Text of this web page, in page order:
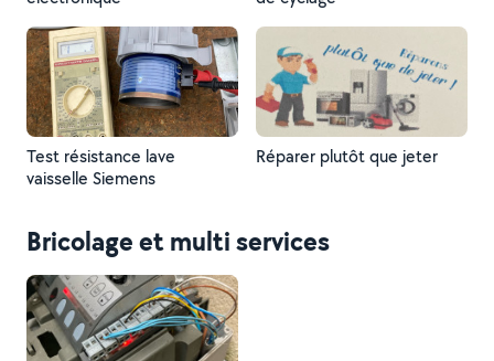
Test résistance lave
vaisselle Siemens
Réparer plutôt que jeter
Bricolage et multi services